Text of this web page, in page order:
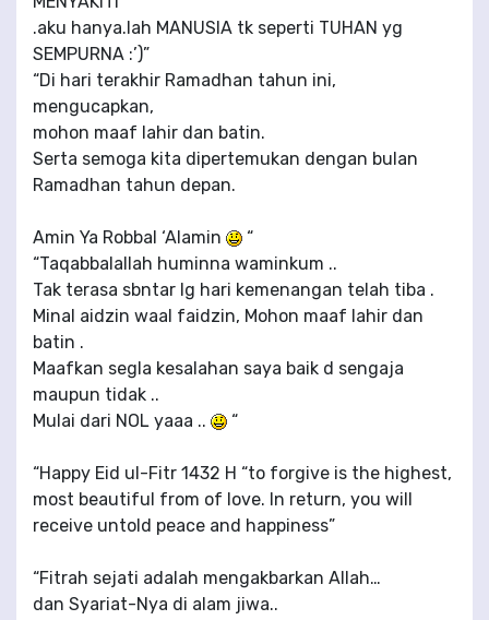
.aku hanya.lah MANUSIA tk seperti TUHAN yg
SEMPURNA :’)”
“Di hari terakhir Ramadhan tahun ini,
mengucapkan,
mohon maaf lahir dan batin.
Serta semoga kita dipertemukan dengan bulan
Ramadhan tahun depan.
Amin Ya Robbal ‘Alamin
“
“Taqabbalallah huminna waminkum ..
Tak terasa sbntar lg hari kemenangan telah tiba .
Minal aidzin waal faidzin, Mohon maaf lahir dan
batin .
Maafkan segla kesalahan saya baik d sengaja
maupun tidak ..
Mulai dari NOL yaaa ..
“
“Happy Eid ul-Fitr 1432 H “to forgive is the highest,
most beautiful from of love. In return, you will
receive untold peace and happiness”
“Fitrah sejati adalah mengakbarkan Allah…
dan Syariat-Nya di alam jiwa..